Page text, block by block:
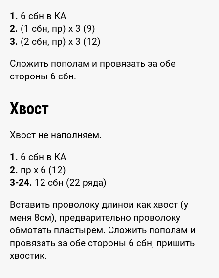
1. 6 сбн в КА
2. (1 сбн, пр) х 3 (9)
3. (2 сбн, пр) х 3 (12)
Сложить пополам и провязать за обе
стороны 6 сбн.
Хвост
Хвост не наполняем.
1. 6 сбн в КА
2. пр х 6 (12)
3-24. 12 сбн (22 ряда)
Вставить проволоку длиной как хвост (у
меня 8см), предварительно проволоку
обмотать пластырем. Сложить пополам и
провязать за обе стороны 6 сбн, пришить
хвостик.